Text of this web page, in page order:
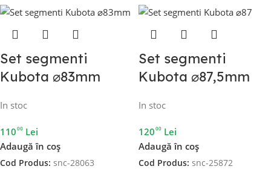
Set segmenti
Kubota ⌀83mm
In stoc
11000 Lei
Adaugă în coș
Cod Produs: snc-28063
Set segmenti
Kubota ⌀87,5mm
In stoc
12000 Lei
Adaugă în coș
Cod Produs: snc-25872